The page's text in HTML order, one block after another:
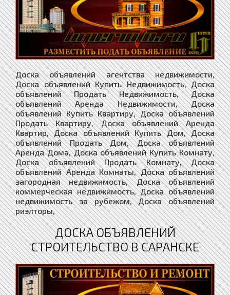
Доска объявлений агентства недвижимости,
Доска объявлений Купить Недвижимость, Доска
объявлений Продать Недвижимость, Доска
объявлений Аренда Недвижимости, Доска
объявлений Купить Квартиру, Доска объявлений
Продать Квартиру, Доска объявлений Аренда
Квартир, Доска объявлений Купить Дом, Доска
объявлений Продать Дом, Доска объявлений
Аренда Дома, Доска объявлений Купить Комнату,
Доска объявлений Продать Комнату, Доска
объявлений Аренда Комнаты, Доска объявлений
загородная недвижимость, Доска объявлений
коммерческая недвижимость, Доска объявлений
недвижимость за рубежом, Доска объявлений
риэлторы,
ДОСКА ОБЪЯВЛЕНИЙ
СТРОИТЕЛЬСТВО В САРАНСКЕ